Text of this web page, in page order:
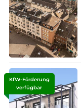
KfW-Förderung
verfügbar